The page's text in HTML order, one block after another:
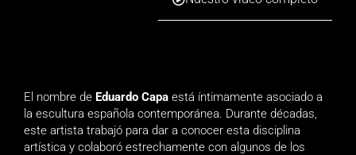
El nombre de Eduardo Capa está íntimamente asociado a
la escultura española contemporánea. Durante décadas,
este artista trabajó para dar a conocer esta disciplina
artística y colaboró estrechamente con algunos de los